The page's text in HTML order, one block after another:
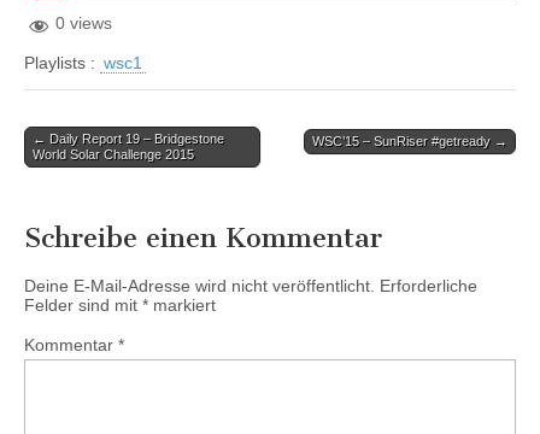
0 views
Playlists : wsc1
Post
navigation
← Daily Report 19 – Bridgestone
World Solar Challenge 2015
WSC’15 – SunRiser #getready →
Schreibe einen Kommentar
Deine E-Mail-Adresse wird nicht veröffentlicht. Erforderliche
Felder sind mit * markiert
Kommentar *